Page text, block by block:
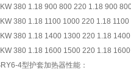
380 1.18 900 800 220 1.18 900
380 1.18 1100 1000 220 1.18
380 1.18 1400 1300 220 1.18
380 1.18 1600 1500 220 1.18
4型护套加热器性能：